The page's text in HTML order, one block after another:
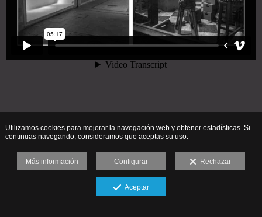
Utilizamos cookies para mejorar la navegación web y obtener estadísticas. Si
continuas navegando, consideramos que aceptas su uso.
Más información Configurar Rechazar
Aceptar